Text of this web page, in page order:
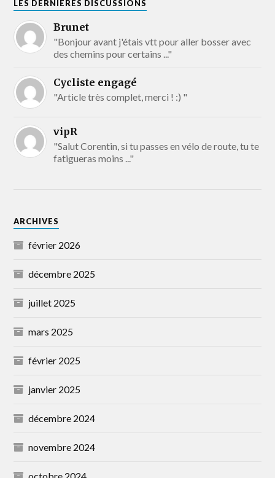
LES DERNIÈRES DISCUSSIONS
Brunet
"Bonjour avant j'étais vtt pour aller bosser avec
des chemins pour certains ..."
Cycliste engagé
"Article très complet, merci ! :) "
vipR
"Salut Corentin, si tu passes en vélo de route, tu te
fatigueras moins ..."
ARCHIVES
février 2026
décembre 2025
juillet 2025
mars 2025
février 2025
janvier 2025
décembre 2024
novembre 2024
octobre 2024